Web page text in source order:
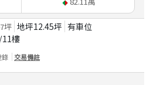
坪 地坪12.45坪 有車位
11樓
錄 交易備註